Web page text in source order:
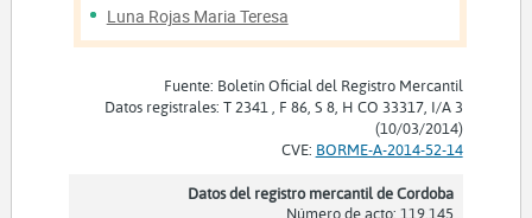
Luna Rojas Maria Teresa
Fuente: Boletín Oficial del Registro Mercantil
Datos registrales: T 2341 , F 86, S 8, H CO 33317, I/A 3
(10/03/2014)
CVE: BORME-A-2014-52-14
Datos del registro mercantil de Cordoba
Número de acto: 119.145